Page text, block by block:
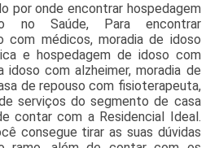
por onde encontrar hospedagem
no Saúde, Para encontrar
com médicos, moradia de idoso
e hospedagem de idoso com
idoso com alzheimer, moradia de
de repouso com fisioterapeuta,
serviços do segmento de casa
contar com a Residencial Ideal.
consegue tirar as suas dúvidas